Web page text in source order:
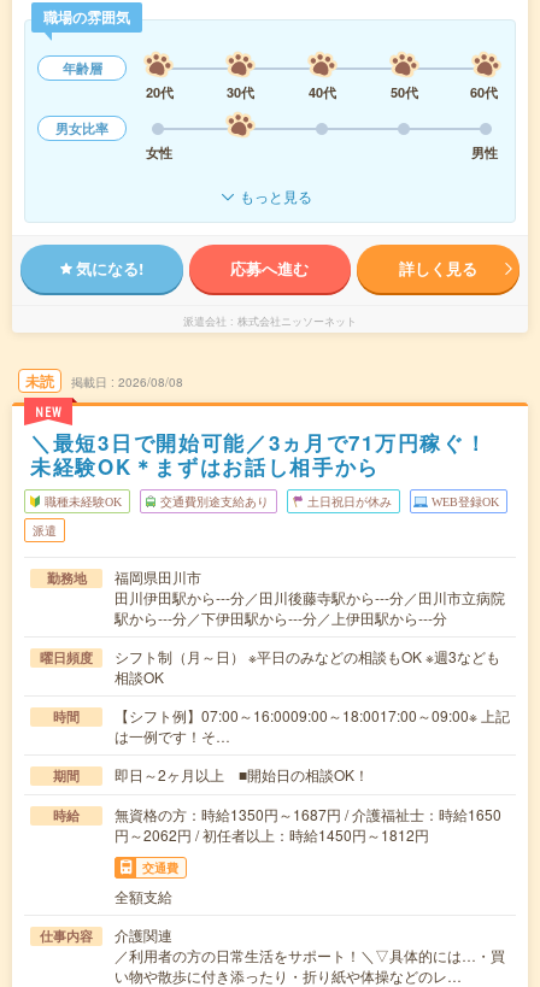
職場の雰囲気
年齢層
20代
30代 40代 50代
60代
男女比率
女性
男性
もっと見る
気になる! 応募へ進む 詳しく見る
派遣会社 株式会社ニッソーネット
未読
NEW
掲載日 2026/08/08
＼最短3日で開始可能／3ヵ月で71万円稼ぐ！
未経験OK＊まずはお話し相手から
職種未経験OK 交通費別途支給あり 土日祝日が休み WEB登録OK
派遣
勤務地
福岡県田川市
田川伊田駅から---分／田川後藤寺駅から---分／田川市立病院
駅から---分／下伊田駅から---分／上伊田駅から---分
曜日頻度
シフト制（月～日） ※平日のみなどの相談もOK ※週3なども
相談OK
時間
【シフト例】07:00～16:0009:00～18:0017:00～09:00※ 上記
は一例です！そ…
期間 即日～2ヶ月以上 ■開始日の相談OK！
時給
無資格の方：時給1350円～1687円 / 介護福祉士：時給1650
円～2062円 / 初任者以上：時給1450円～1812円
交通費
全額支給
仕事内容
介護関連
／利用者の方の日常生活をサポート！＼▽具体的には…・買
い物や散歩に付き添ったり・折り紙や体操などのレ…